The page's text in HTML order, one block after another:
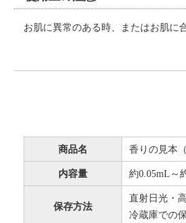
お肌に異常のある時、またはお肌に
商品名 香りの見本
内容量 約0.05mL～
保存方法
直射日光・
冷蔵庫での